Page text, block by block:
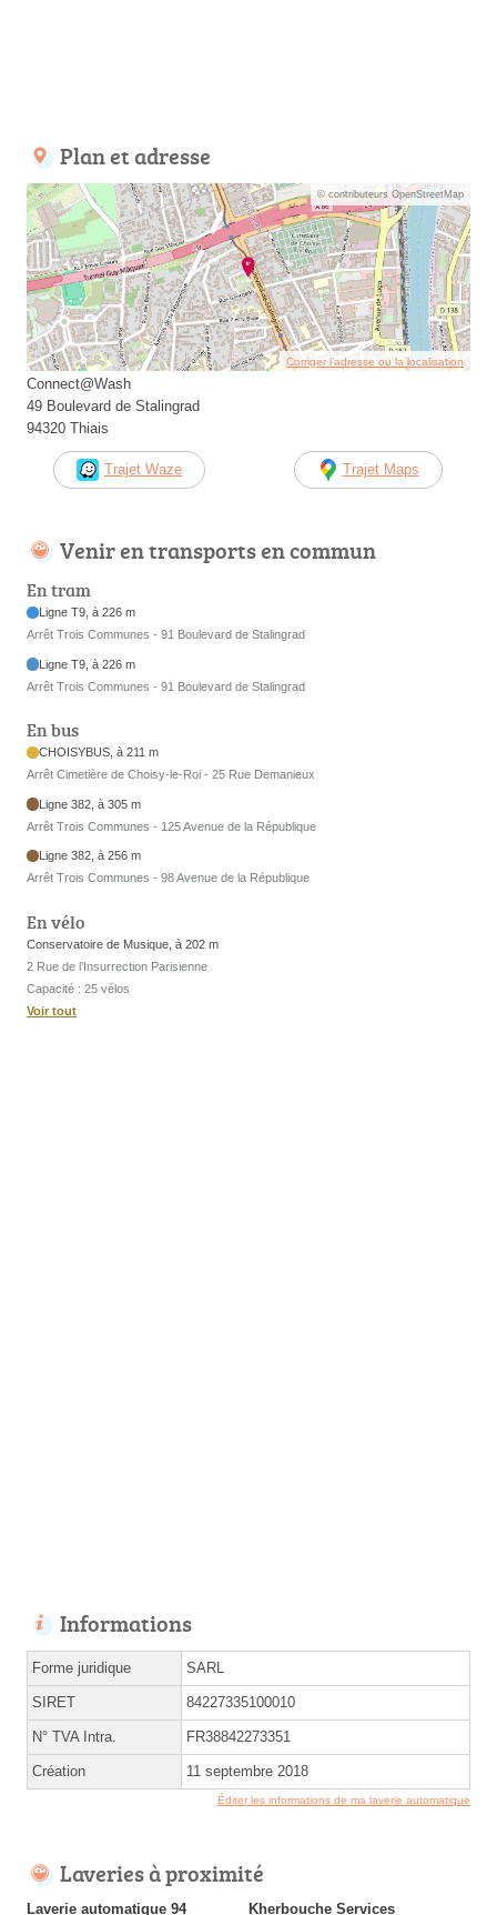
Plan et adresse
© contributeurs OpenStreetMap
Corriger l’adresse ou la localisation
Connect@Wash
49 Boulevard de Stalingrad
94320 Thiais
Trajet Waze Trajet Maps
Venir en transports en commun
En tram
Ligne T9, à 226 m
Arrêt Trois Communes - 91 Boulevard de Stalingrad
Ligne T9, à 226 m
Arrêt Trois Communes - 91 Boulevard de Stalingrad
En bus
CHOISYBUS, à 211 m
Arrêt Cimetière de Choisy-le-Roi - 25 Rue Demanieux
Ligne 382, à 305 m
Arrêt Trois Communes - 125 Avenue de la République
Ligne 382, à 256 m
Arrêt Trois Communes - 98 Avenue de la République
En vélo
Conservatoire de Musique, à 202 m
2 Rue de l’Insurrection Parisienne
Capacité : 25 vélos
Voir tout
Informations
Forme juridique SARL
SIRET 84227335100010
N° TVA Intra. FR38842273351
Création 11 septembre 2018
Éditer les informations de ma laverie automatique
Laveries à proximité
Laverie automatique 94 Kherbouche Services